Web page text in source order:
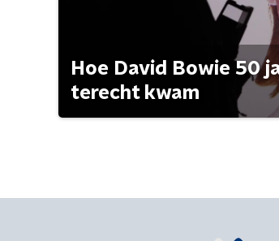
Hoe David Bowie 50
terecht kwam